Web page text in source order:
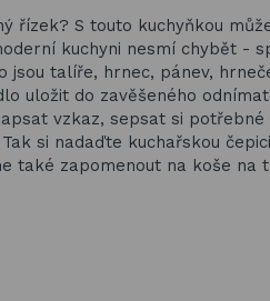
řízek? S touto kuchyňkou
kuchyni nesmí chybět -
jsou talíře, hrnec, pánev,
uložit do zavěšeného
vzkaz, sepsat si potřebné
si nadaďte kuchařskou
také zapomenout na koše na